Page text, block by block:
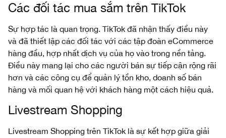
Các đối tác mua sắm trên TikTok
Sự hợp tác là quan trọng. TikTok đã nhận thấy điều này
và đã thiết lập các đối tác với các tập đoàn eCommerce
hàng đầu, hợp nhất dịch vụ của họ vào trong nền tảng.
Điều này mang lại cho các người bán sự tiếp cận rộng rãi
hơn và các công cụ để quản lý tồn kho, doanh số bán
hàng và mối quan hệ với khách hàng một cách hiệu quả.
Livestream Shopping
Livestream Shopping trên TikTok là sự kết hợp giữa giải